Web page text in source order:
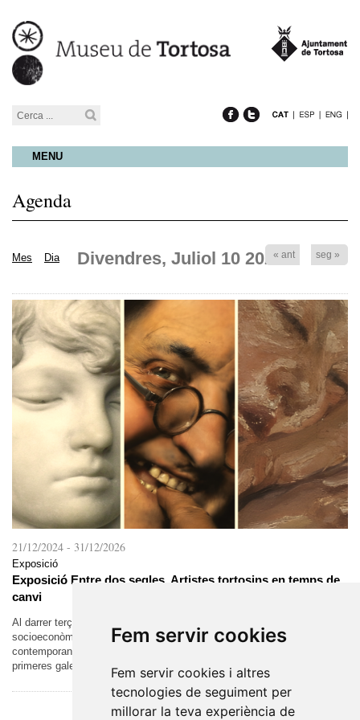
Fem servir cookies
Fem servir cookies i altres
tecnologies de seguiment per
millorar la teva experiència de
MENU
Agenda
Mes Dia « ant
Divendres, Juliol 10 2026 seg »
21/12/2024 - 31/12/2026
Exposició
Exposició Entre dos segles. Artistes tortosins en temps de
canvi
Al darrer terç del segle XIX, es van donar les condicions
socioeconòmiques que van permetre la formació del món artístic
contemporani. L’augment de la demanda va permetre l’aparició de les
primeres galeries i el...